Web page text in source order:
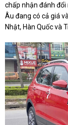
chấp nhận đánh
Âu đang có cả giá
Nhật, Hàn Quốc và